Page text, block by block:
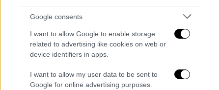
Google consents
I want to allow Google to enable storage
related to advertising like cookies on web or
device identifiers in apps.
I want to allow my user data to be sent to
Google for online advertising purposes.
«Υπάρχει έλλειψη αυτή τη στιγμή στο
και πιθανώς υπάρχει μια μαύρη αγορά
με μολυσμένα φάρμακα», δήλωσε ο Σμιθ.
Τον περασμένο Οκτώβριο, μια παρτίδα ενός
τοπικού αναισθητικού που χρησιμοποιείται
συνήθως για επεμβάσεις όπως οι καισαρικές